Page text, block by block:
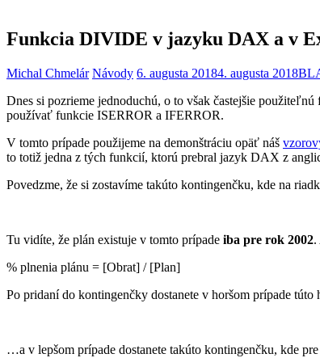
Funkcia DIVIDE v jazyku DAX a v
Michal Chmelár Návody 6. augusta 20184. augusta 2018
Dnes si pozrieme jednoduchú, o to však častejšie použiteľnú
používať funkcie ISERROR a IFERROR.
V tomto prípade použijeme na demonštráciu opäť náš
to totiž jedna z tých funkcií, ktorú prebral jazyk DAX z
Povedzme, že si zostavíme takúto kontingenčku, kde na
Tu vidíte, že plán existuje v tomto prípade iba pre rok 2002.
% plnenia plánu = [Obrat] / [Plan]
Po pridaní do kontingenčky dostanete v horšom prípade túto
…a v lepšom prípade dostanete takúto kontingenčku, kde